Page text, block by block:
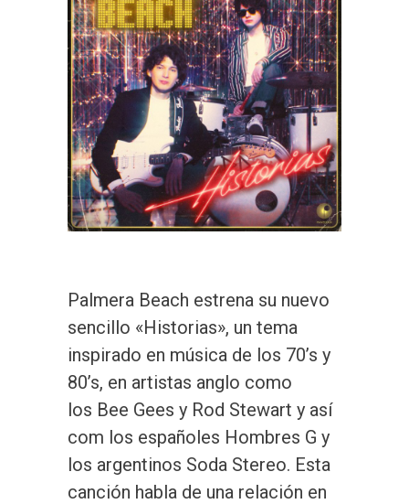
Palmera Beach estrena su nuevo
sencillo «Historias», un tema
inspirado en música de los 70’s y
80’s, en artistas anglo como
los Bee Gees y Rod Stewart y así
com los españoles Hombres G y
los argentinos Soda Stereo. Esta
canción habla de una relación en